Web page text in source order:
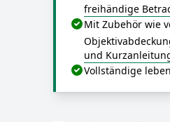
freihändige
Mit Zubehör wie
und
Vollständige